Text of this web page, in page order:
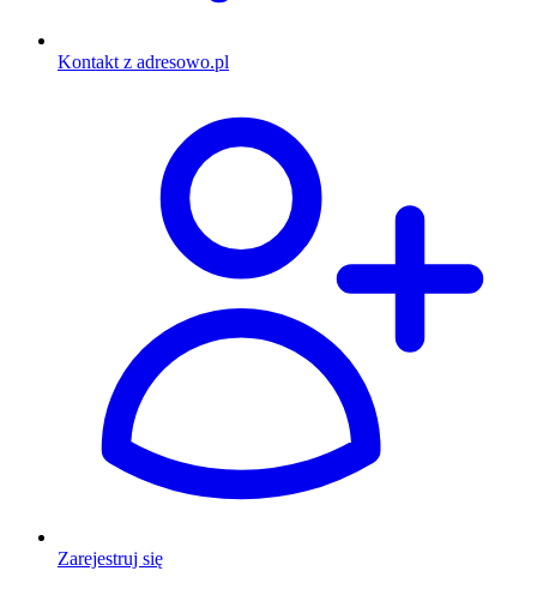
Kontakt z adresowo.pl
Zarejestruj się